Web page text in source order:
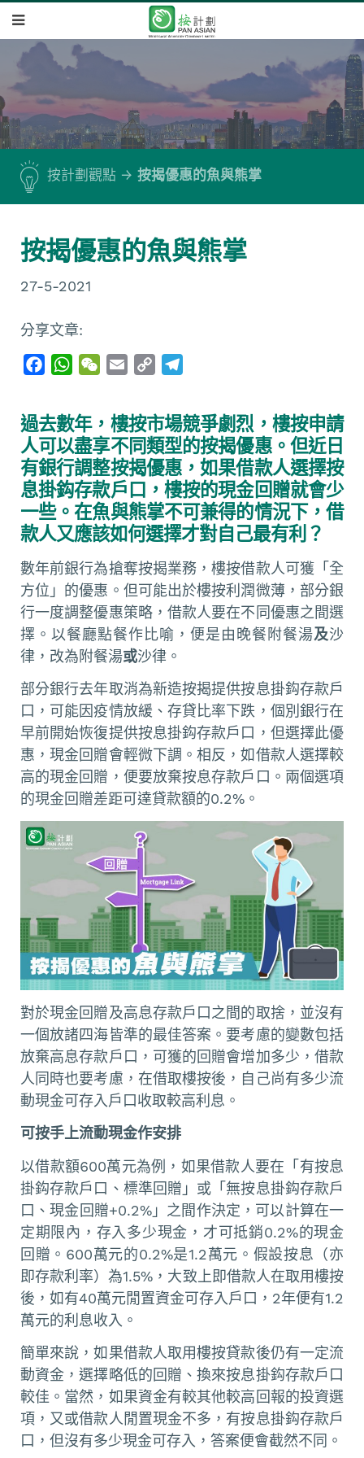
按計劃觀點 按揭優惠的魚與熊掌
按揭優惠的魚與熊掌
27-5-2021
分享文章:
e
b
o
o
k
W
t
s
A
p
p
W
h
a
t
i
l
y
L
i
n
k
e
g
a
m
過去數年，樓按市場競爭劇烈，樓按申請
人可以盡享不同類型的按揭優惠。但近日
有銀行調整按揭優惠，如果借款人選擇按
息掛鈎存款戶口，樓按的現金回贈就會少
一些。在魚與熊掌不可兼得的情況下，借
款人又應該如何選擇才對自己最有利？
數年前銀行為搶奪按揭業務，樓按借款人可獲「全
方位」的優惠。但可能出於樓按利潤微薄，部分銀
行一度調整優惠策略，借款人要在不同優惠之間選
擇。以餐廳點餐作比喻，便是由晚餐附餐湯及沙
律，改為附餐湯或沙律。
部分銀行去年取消為新造按揭提供按息掛鈎存款戶
口，可能因疫情放緩、存貸比率下跌，個別銀行在
早前開始恢復提供按息掛鈎存款戶口，但選擇此優
惠，現金回贈會輕微下調。相反，如借款人選擇較
高的現金回贈，便要放棄按息存款戶口。兩個選項
的現金回贈差距可達貸款額的0.2%。
對於現金回贈及高息存款戶口之間的取捨，並沒有
一個放諸四海皆準的最佳答案。要考慮的變數包括
放棄高息存款戶口，可獲的回贈會增加多少，借款
人同時也要考慮，在借取樓按後，自己尚有多少流
動現金可存入戶口收取較高利息。
可按手上流動現金作安排
以借款額600萬元為例，如果借款人要在「有按息
掛鈎存款戶口、標準回贈」或「無按息掛鈎存款戶
口、現金回贈+0.2%」之間作決定，可以計算在一
定期限內，存入多少現金，才可抵銷0.2%的現金
回贈。600萬元的0.2%是1.2萬元。假設按息（亦
即存款利率）為1.5%，大致上即借款人在取用樓按
後，如有40萬元閒置資金可存入戶口，2年便有1.2
萬元的利息收入。
簡單來說，如果借款人取用樓按貸款後仍有一定流
動資金，選擇略低的回贈、換來按息掛鈎存款戶口
較佳。當然，如果資金有較其他較高回報的投資選
項，又或借款人閒置現金不多，有按息掛鈎存款戶
口，但沒有多少現金可存入，答案便會截然不同。